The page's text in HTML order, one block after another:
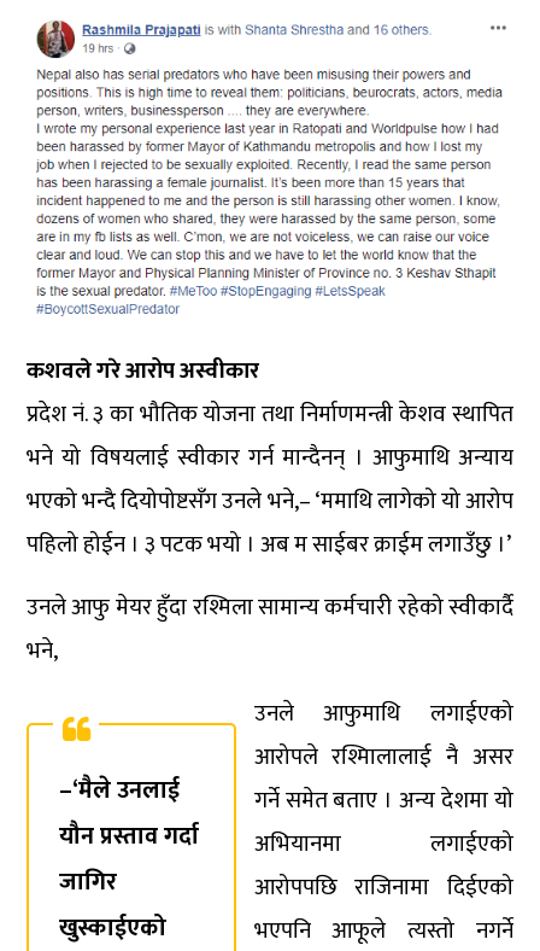
कशवले गरे आरोप अस्वीकार
प्रदेश नं. ३ का भौतिक योजना तथा निर्माणमन्त्री केशव स्थापित
भने यो विषयलाई स्वीकार गर्न मान्दैनन् । आफुमाथि अन्याय
भएको भन्दै दियोपोष्टसँग उनले भने,– ‘ममाथि लागेको यो आरोप
पहिलो होईन । ३ पटक भयो । अब म साईबर क्राईम लगाउँछु ।’
उनले आफु मेयर हुँदा रश्मिला सामान्य कर्मचारी रहेको स्वीकार्दै
भने,
–‘मैले उनलाई
यौन प्रस्ताव गर्दा
जागिर
खुस्काईएको
उनले आफुमाथि लगाईएको
आरोपले रश्मिालालाई नै असर
गर्ने समेत बताए । अन्य देशमा यो
अभियानमा लगाईएको
आरोपपछि राजिनामा दिईएको
भएपनि आफूले त्यस्तो नगर्ने